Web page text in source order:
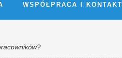
WSPÓŁPRACA I KONTAKT